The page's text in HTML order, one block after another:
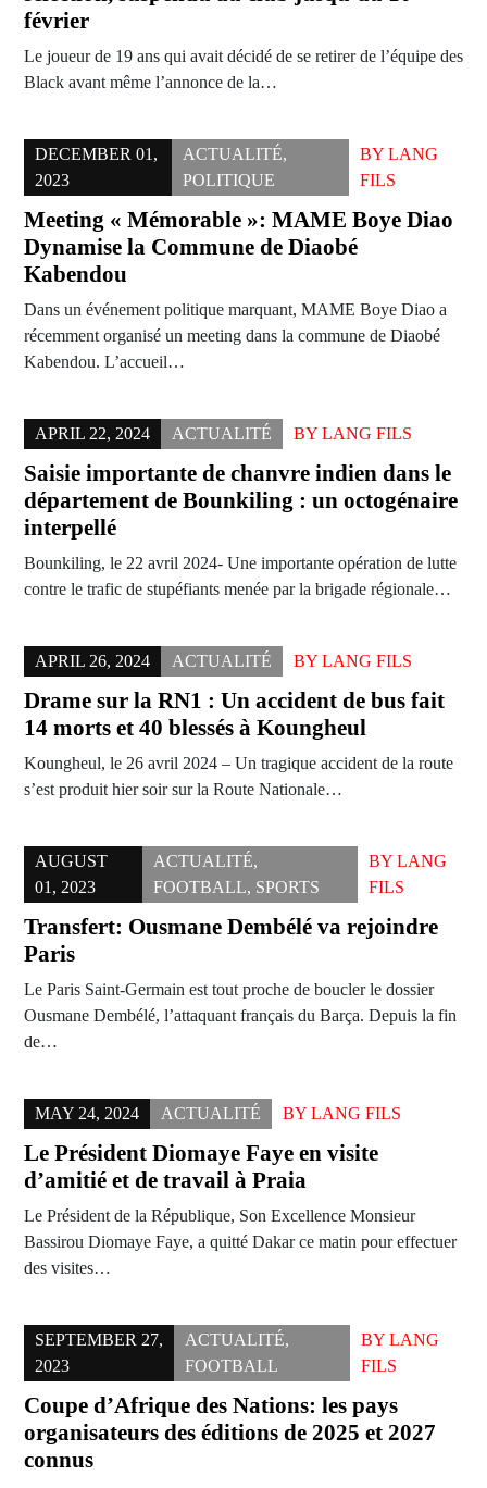
février
Le joueur de 19 ans qui avait décidé de se retirer de l’équipe des
Black avant même l’annonce de la…
DECEMBER 01,
2023
ACTUALITÉ,
POLITIQUE
BYLANG
FILS
Meeting « Mémorable »: MAME Boye Diao
Dynamise la Commune de Diaobé
Kabendou
Dans un événement politique marquant, MAME Boye Diao a
récemment organisé un meeting dans la commune de Diaobé
Kabendou. L’accueil…
APRIL 22, 2024 ACTUALITÉ BY LANG FILS
Saisie importante de chanvre indien dans le
département de Bounkiling : un octogénaire
interpellé
Bounkiling, le 22 avril 2024- Une importante opération de lutte
contre le trafic de stupéfiants menée par la brigade régionale…
APRIL 26, 2024 ACTUALITÉ BY LANG FILS
Drame sur la RN1 : Un accident de bus fait
14 morts et 40 blessés à Koungheul
Koungheul, le 26 avril 2024 – Un tragique accident de la route
s’est produit hier soir sur la Route Nationale…
AUGUST
01, 2023
ACTUALITÉ,
FOOTBALL, SPORTS
BYLANG
FILS
Transfert: Ousmane Dembélé va rejoindre
Paris
Le Paris Saint-Germain est tout proche de boucler le dossier
Ousmane Dembélé, l’attaquant français du Barça. Depuis la fin
de…
MAY 24, 2024 ACTUALITÉ BY LANG FILS
Le Président Diomaye Faye en visite
d’amitié et de travail à Praia
Le Président de la République, Son Excellence Monsieur
Bassirou Diomaye Faye, a quitté Dakar ce matin pour effectuer
des visites…
SEPTEMBER 27,
2023
ACTUALITÉ,
FOOTBALL
BYLANG
FILS
Coupe d’Afrique des Nations: les pays
organisateurs des éditions de 2025 et 2027
connus